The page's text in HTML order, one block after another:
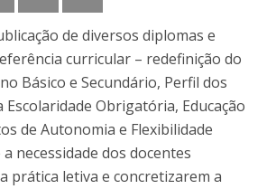
de diversos diplomas e
curricular – redefinição do
Básico e Secundário, Perfil dos
Escolaridade Obrigatória, Educação
de Autonomia e Flexibilidade
necessidade dos docentes
prática letiva e concretizarem a